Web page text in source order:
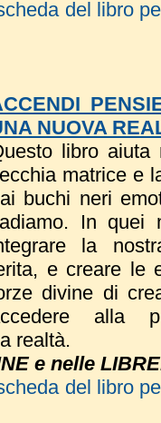
del libro
NUOVA
libro aiuta
matrice e
buchi neri
In quei
la
e creare le
divine di
alla
realtà.
e nelle
del libro